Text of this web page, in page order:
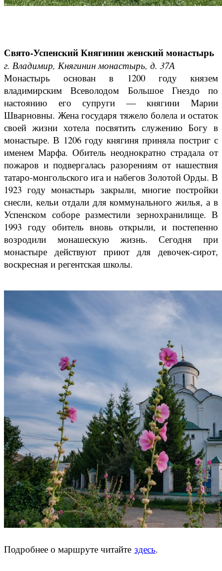
Свято-Успенский Княгинин женский монастырь
г. Владимир, Княгинин монастырь, д. 37А
Монастырь основан в 1200 году князем
владимирским Всеволодом Большое Гнездо по
настоянию его супруги ― княгини Марии
Шварновны. Жена государя тяжело болела и остаток
своей жизни хотела посвятить служению Богу в
монастыре. В 1206 году княгиня приняла постриг с
именем Марфа. Обитель неоднократно страдала от
пожаров и подвергалась разорениям от нашествия
татаро-монгольского ига и набегов Золотой Орды. В
1923 году монастырь закрыли, многие постройки
снесли, кельи отдали для коммунального жилья, а в
Успенском соборе разместили зернохранилище. В
1993 году обитель вновь открыли, и постепенно
возродили монашескую жизнь. Сегодня при
монастыре действуют приют для девочек-сирот,
воскресная и регентская школы.
Подробнее о маршруте читайте здесь.